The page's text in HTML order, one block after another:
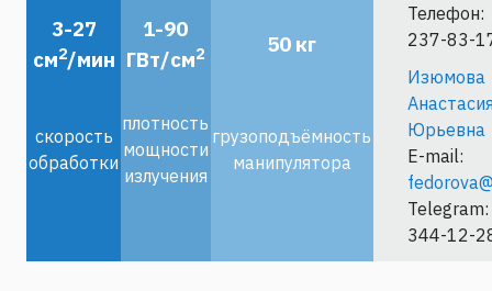
237-83-
Изюмова
Юрьевна
E-mail:
344-12-
3-27
cм2/мин
1-90
ГВт/см2 50 кг
скорость
обработки
плотность
мощности
излучения
грузоподъёмность
манипулятора